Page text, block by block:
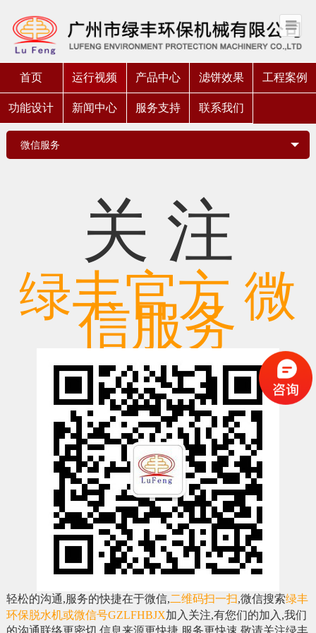
首页 运行视频 产品中心 滤饼效果 工程案例
功能设计 新闻中心 服务支持 联系我们
微信服务
关 注
绿丰官方 微
信服务
轻松的沟通,服务的快捷在于微信,二维码扫一扫,微信搜索绿丰
环保脱水机或微信号GZLFHBJX加入关注,有您们的加入,我们
的沟通联络更密切,信息来源更快捷,服务更快速, 敬请关注绿丰